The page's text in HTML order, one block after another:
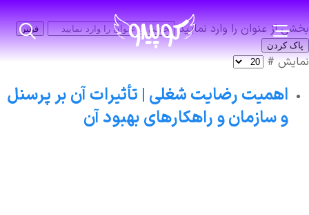
بخشی از عنوان را وارد نمایید
فیلتر
پاک کردن
نمایش #
اهمیت رضایت شغلی | تأثیرات آن بر پرسنل
و سازمان و راهکارهای بهبود آن